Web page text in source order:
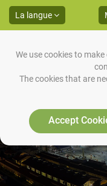
We use cookies to
The cookies that are
Accept
La langue
La voie